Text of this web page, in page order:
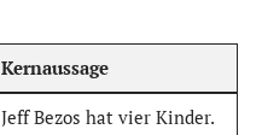
Kernaussage
Jeff Bezos hat vier Kinder.